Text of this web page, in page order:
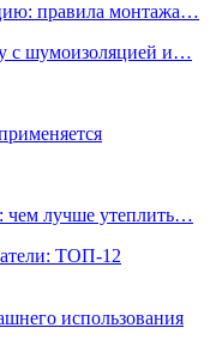
правила монтажа…
с шумоизоляцией и…
чем лучше утеплить…
ТОП-12
использования